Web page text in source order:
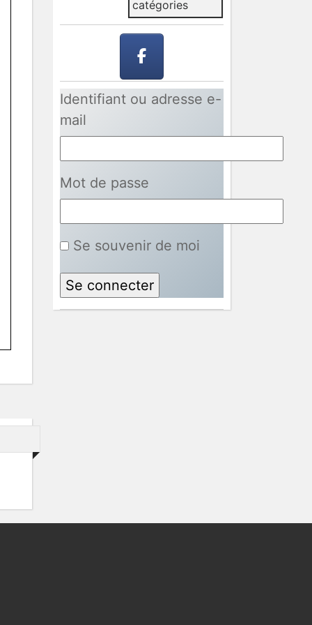
catégories
Identifiant ou adresse e-
mail
Mot de passe
Se souvenir de moi